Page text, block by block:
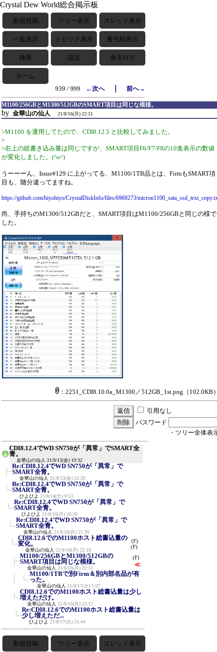
Crystal Dew World総合掲示板
新規投稿 ツリー表示 スレッド表示
一覧表示 トピック表示 番号順表示
検索 設定 過去ログ
ホーム
939 / 999
←次へ｜ 前へ→
M1100/256GBとM1300/512GBのSMART項目は同じな模様。
by 金華山の仙人 21/8/16(月) 22:51
>M1100 を運用してたので、CDI8.12.5 と比較してみました。
>
>右上の総書き込み量は同じですが、SMART項目F6/F7/F8の10進表示の数値
が変化しました。(^o^)
うーーーん、Issue#129 に上がってる、M1100/1TB品とは、FirmもSMART項
目も、随分違ってますね。
https://github.com/hiyohiyo/CrystalDiskInfo/files/6969273/
尚、手持ちのM1300/512GBだと、SMART項目はM1100/256GBと同じの様で
した。
：2251_CDI8.10.0a_M1300／512GB_1st.png （102.0KB
引用なし
パスワード
・ツリー全体表
CDI8.12.4でWD SN750が「異常」でSMART全
青。
金華山の仙人 21/8/13(金) 19:32
Re:CDI8.12.4でWD SN750が「異常」で
SMART全青。
金華山の仙人 21/8/13(金) 21:20
Re:CDI8.12.4でWD SN750が「異常」で
SMART全青。
ひよひよ 21/8/14(土) 9:53
Re:CDI8.12.4でWD SN750が「異常」で
SMART全青。
ひよひよ 21/8/16(月) 20:30
Re:CDI8.12.4でWD SN750が「異常」で
SMART全青。
金華山の仙人 21/8/16(月) 21:39
CDI8.12.6でのM1100ホスト総書込量の
変化。
金華山の仙人 21/8/16(月) 22:16
(F)
(F)
M1100/256GBとM1300/512GBの
SMART項目は同じな模様。
金華山の仙人 21/8/16(月) 22:51
(F)
≪
M1100/1TBで別Firm＆別内部名品が有
った。
金華山の仙人 21/8/17(火) 1:07
CDI8.12.6でのM1100ホスト総書込量は少し
増えただけ。
金華山の仙人 21/8/16(月) 23:12
Re:CDI8.12.6でのM1100ホスト総書込量は
少し増えただ...
ひよひよ 21/8/17(火) 21:44
新規投稿 ツリー表示 スレッド表示